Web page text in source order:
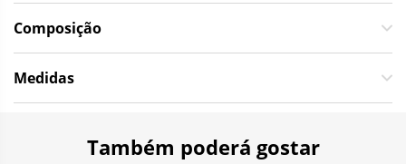
Composição
Medidas
Também poderá gostar